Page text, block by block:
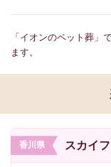
「イオンのペット葬」
ます。
香川県 スカイ